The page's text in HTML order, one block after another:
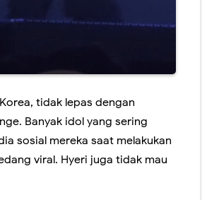
tidak lepas dengan
Banyak idol yang sering
sosial mereka saat melakukan
viral. Hyeri juga tidak mau